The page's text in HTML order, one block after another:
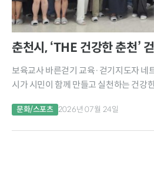
춘천시, ‘THE 건강한 춘천’
보육교사 바른걷기 교육·걷기지도자 네
시가 시민이 함께 만들고 실천하는 건강
리더인 걷기지도자의 역량을 강화하고 영
문화/스포츠 2026년 07월 24일